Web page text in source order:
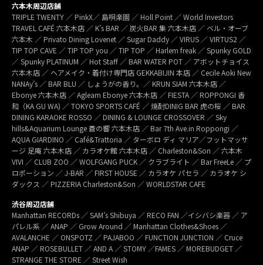
六本木周辺店舗
TRIPLE TWENTY ／ PinkX／ 島唄楽園 ／ Holl Point ／ World Investors
TRAVEL CAFÉ 六本木店 ／ K’s BAR ／ 炭火BAR 集 六本木店 ／ ベル・オーブ
六本木 ／ Privato Dining Lovenet ／ Sugar Daddy ／ VIRUS ／ VIRTUS2 ／
TIP TOP CAVE ／ TIP TOP you ／ TIP TOP ／ Harlem freak ／ Spunky GOLD
／ Spunky PLATINUM ／ Hot Staff ／ BAR WATER POT ／ アボットチョイス
六本木店 ／ ヘアメイク・着付け専門店 GEKKABIJIN 本店 ／ Cecile Aoki New
NANAy’s ／ BAR BLU ／ しょうがの香り。／ KRUN SIAM 六本木店 ／
Ebonye 六本木店 ／ Agleam Ebonye 六本木店 ／ FIESTA ／ ROPPONGI 香
和（KA GU WA) ／ TOKYO SPORTS CAFÉ ／ 焼酎DINIG BAR 虎の桜 ／ BAR
DINING KARAOKE ROSSO ／ DINING & LOUNGE CROSSOVER ／ Sky
hills&Aquarium Lounge 蒼の響 六本木店 ／ Bar 7th Ave.in Roppongi ／
AQUA GIARDINO ／ Café&Trattoria ／ ターボロ ディ マリア／フットマッサ
ージ 足庵 六本木店 ／ カラオケ館 六本木店 ／ Charleston&Son ／ 六本木
VIVI ／ CLUB ZOO ／ WOLFGANG PUCK ／ クラブライト ／ Bar FreeLe ／ プ
ロポーション ／ J-BAR ／ FIRST HOUSE ／ カラオケ パセラ ／ カラオケ シ
ダックス ／ PIZZERIA Charleston&Son ／ WORLDSTAR CAFE
渋谷周辺店舗
Manhattan RECORDs ／ SAM’s Shibuya ／ RECO FAN ／イシバシ楽器 ／ ア
パレル系 ／ ANAP ／ Grow Around ／ Manhattan Clothes&Shoes ／
AVALANCHE ／ ONSPOTZ ／ PAJABOO ／ FUNCTION JUNCTION ／ Cruce
ANAP ／ ROSEBULLET ／ AND A ／ STOMY ／FAMES ／ MOREBUDGET ／
STRANGE THE STORE ／ Street Wish